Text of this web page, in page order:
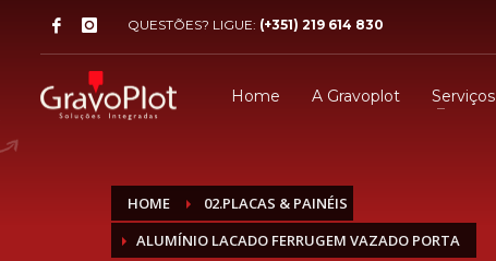
QUESTÕES? LIGUE: (+351) 219 614 830
Home A Gravoplot Serviços
HOME
02.PLACAS & PAINÉIS
ALUMÍNIO LACADO FERRUGEM VAZADO PORTA